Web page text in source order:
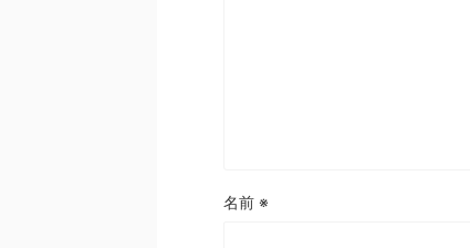
名前 ※